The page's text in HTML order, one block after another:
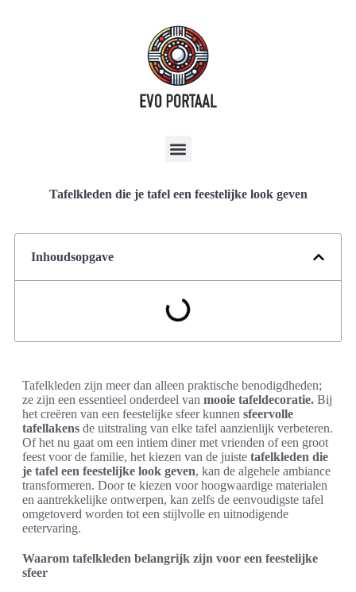
Tafelkleden die je tafel een feestelijke look geven
Inhoudsopgave
Tafelkleden zijn meer dan alleen praktische benodigdheden;
ze zijn een essentieel onderdeel van mooie tafeldecoratie. Bij
het creëren van een feestelijke sfeer kunnen sfeervolle
tafellakens de uitstraling van elke tafel aanzienlijk verbeteren.
Of het nu gaat om een intiem diner met vrienden of een groot
feest voor de familie, het kiezen van de juiste tafelkleden die
je tafel een feestelijke look geven, kan de algehele ambiance
transformeren. Door te kiezen voor hoogwaardige materialen
en aantrekkelijke ontwerpen, kan zelfs de eenvoudigste tafel
omgetoverd worden tot een stijlvolle en uitnodigende
eetervaring.
Waarom tafelkleden belangrijk zijn voor een feestelijke
sfeer